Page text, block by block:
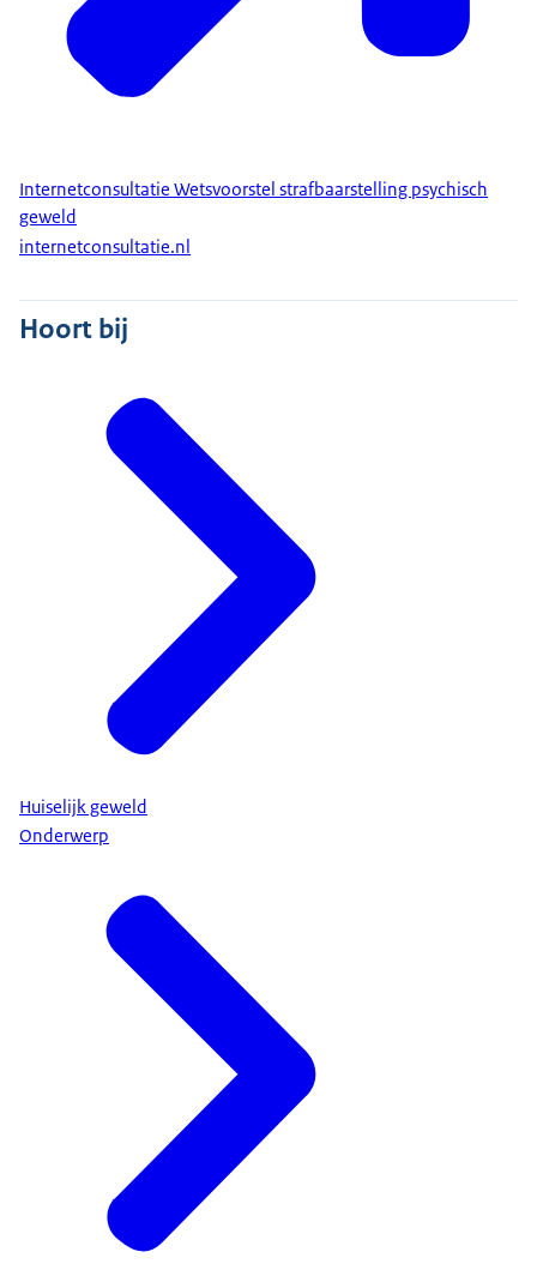
Internetconsultatie Wetsvoorstel strafbaarstelling psychisch
geweld
internetconsultatie.nl
Hoort bij
Huiselijk geweld
Onderwerp